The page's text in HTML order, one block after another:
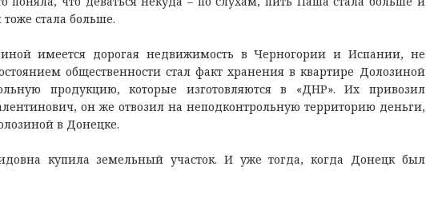
стала больше.
имеется дорогая недвижимость в Черногории и Испании, не
общественности стал факт хранения в квартире Долозиной
продукцию, которые изготовляются в «ДНР». Их привозил
он же отвозил на неподконтрольную территорию деньги,
в Донецке.
купила земельный участок. И уже тогда, когда Донецк был